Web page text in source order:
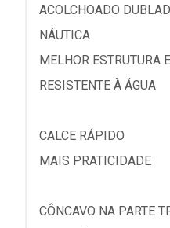
ACOLCHOADO
NÁUTICA
MELHOR ESTRUTURA
RESISTENTE À ÁGUA
CALCE RÁPIDO
MAIS PRATICIDADE
CÔNCAVO NA PARTE